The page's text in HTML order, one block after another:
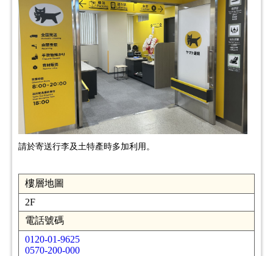
請於寄送行李及土特產時多加利用。
樓層地圖
2F
電話號碼
0120-01-9625
0570-200-000